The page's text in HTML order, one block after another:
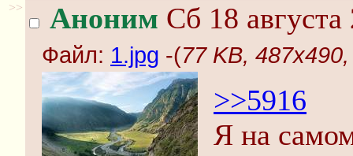
>> Аноним Сб 18
Файл: 1.jpg -(77 KB,
>>5916
Я на